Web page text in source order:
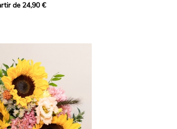
garanti. Un
'Wild Calypso', connues
leurs teintes
épanouissement de
dans un bouquet de
de 24,90 €